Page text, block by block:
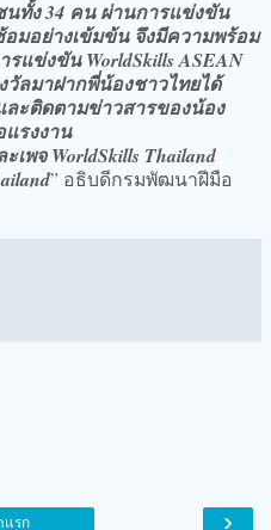
นทั้ง 34 คน ผ่านการแข่งขัน
มอย่างเข้มข้น จึงมีความพร้อม
แข่งขัน WorldSkills ASEAN
วัลมาฝากพี่น้องชาวไทยได้
ะติดตามข่าวสารของน้อง
แรงงาน
ะเพจ WorldSkills Thailand
” อธิบดีกรมพัฒนาฝีมือ
›
แรก